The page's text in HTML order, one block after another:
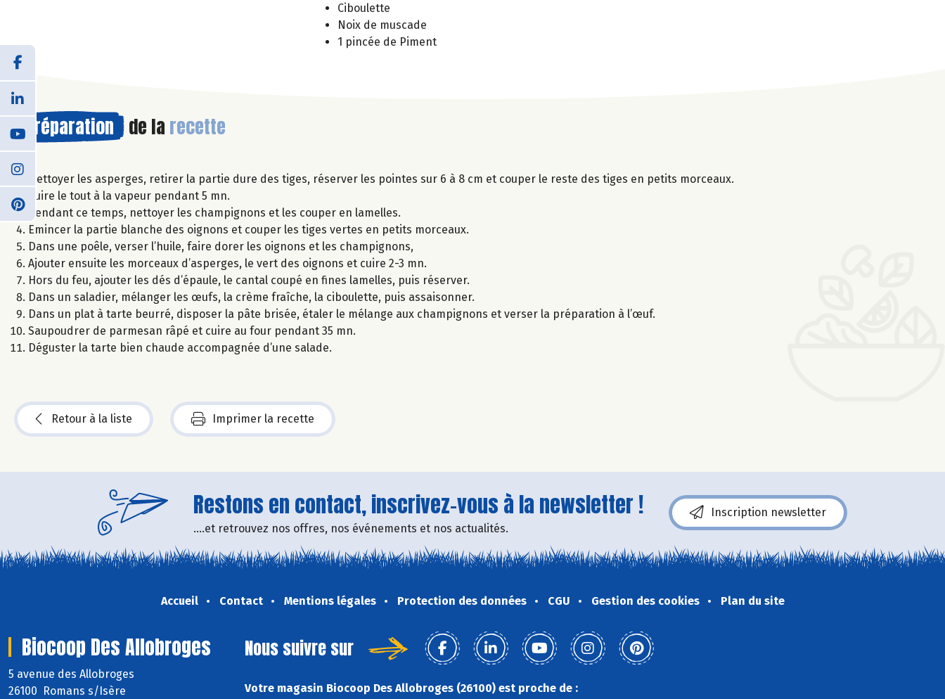
Ciboulette
Noix de muscade
1 pincée de Piment
Préparation de la recette
Nettoyer les asperges, retirer la partie dure des tiges, réserver les pointes sur 6 à 8 cm et couper le reste des tiges en petits morceaux.
Cuire le tout à la vapeur pendant 5 mn.
Pendant ce temps, nettoyer les champignons et les couper en lamelles.
Emincer la partie blanche des oignons et couper les tiges vertes en petits morceaux.
Dans une poêle, verser l’huile, faire dorer les oignons et les champignons,
Ajouter ensuite les morceaux d’asperges, le vert des oignons et cuire 2-3 mn.
Hors du feu, ajouter les dés d’épaule, le cantal coupé en fines lamelles, puis réserver.
Dans un saladier, mélanger les œufs, la crème fraîche, la ciboulette, puis assaisonner.
Dans un plat à tarte beurré, disposer la pâte brisée, étaler le mélange aux champignons et verser la préparation à l’œuf.
Saupoudrer de parmesan râpé et cuire au four pendant 35 mn.
Déguster la tarte bien chaude accompagnée d’une salade.
Retour à la liste Imprimer la recette
Restons en contact, inscrivez-vous à la newsletter !
....et retrouvez nos offres, nos événements et nos actualités.
Inscription newsletter
Accueil Contact Mentions légales Protection des données CGU Gestion des cookies Plan du site
Biocoop Des Allobroges
5 avenue des Allobroges
26100 Romans s/Isère
Nous suivre sur
Votre magasin Biocoop Des Allobroges (26100) est proche de :